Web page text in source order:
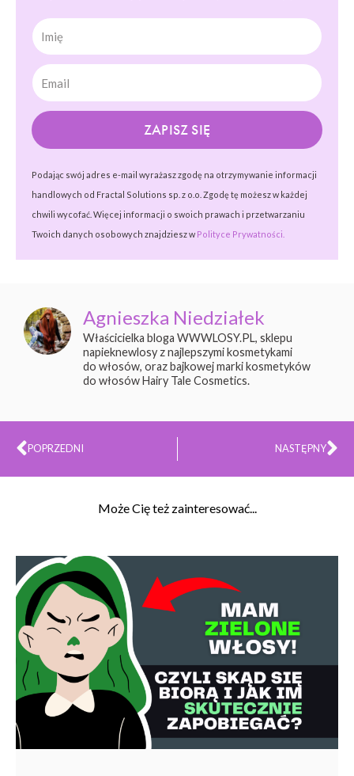
Imię
ZAPISZ SIĘ
Podając swój adres e-mail wyrażasz zgodę na otrzymywanie informacji
handlowych od Fractal Solutions sp. z o.o. Zgodę tę możesz w każdej
chwili wycofać. Więcej informacji o swoich prawach i przetwarzaniu
Twoich danych osobowych znajdziesz w Polityce Prywatności.
Agnieszka Niedziałek
Właścicielka bloga WWWLOSY.PL, sklepu
napieknewlosy z najlepszymi kosmetykami
do włosów, oraz bajkowej marki kosmetyków
do włosów Hairy Tale Cosmetics.
Prev
POPRZEDNI NASTĘPNY
Może Cię też zainteresować...